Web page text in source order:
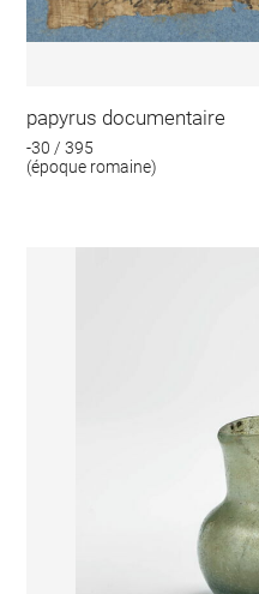
papyrus documentaire
-30 / 395
(époque romaine)